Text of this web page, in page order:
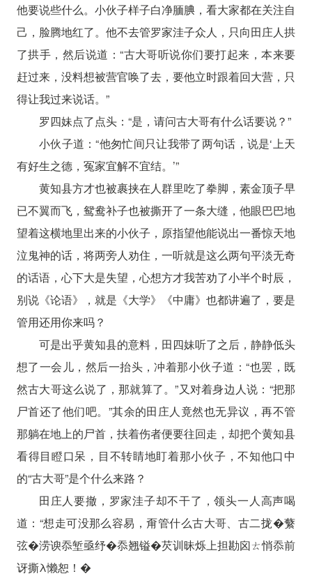
他要说些什么。小伙子样子白净腼腆，看大家都在关注自
己，脸腾地红了。他不去管罗家洼子众人，只向田庄人拱
了拱手，然后说道：“古大哥听说你们要打起来，本来要
赶过来，没料想被营官唤了去，要他立时跟着回大营，只
得让我过来说话。”
罗四妹点了点头：“是，请问古大哥有什么话要说？”
小伙子道：“他匆忙间只让我带了两句话，说是‘上天
有好生之德，冤家宜解不宜结。’”
黄知县方才也被裹挟在人群里吃了拳脚，素金顶子早
已不翼而飞，鸳鸯补子也被撕开了一条大缝，他眼巴巴地
望着这横地里出来的小伙子，原指望他能说出一番惊天地
泣鬼神的话，将两旁人劝住，一听就是这么两句平淡无奇
的话语，心下大是失望，心想方才我苦劝了小半个时辰，
别说《论语》，就是《大学》《中庸》也都讲遍了，要是
管用还用你来吗？
可是出乎黄知县的意料，田四妹听了之后，静静低头
想了一会儿，然后一抬头，冲着那小伙子道：“也罢，既
然古大哥这么说了，那就算了。”又对着身边人说：“把那
尸首还了他们吧。”其余的田庄人竟然也无异议，再不管
那躺在地上的尸首，扶着伤者便要往回走，却把个黄知县
看得目瞪口呆，目不转睛地盯着那小伙子，不知他口中
的“古大哥”是个什么来路？
田庄人要撤，罗家洼子却不干了，领头一人高声喝
道：“想走可没那么容易，甭管什么古大哥、古二拢�蘩
弦�涝谀忝堑亟纾�忝翘镒�芡训昧烁上担勘囟ㄊ悄忝前
讶撕λ懒恕！�